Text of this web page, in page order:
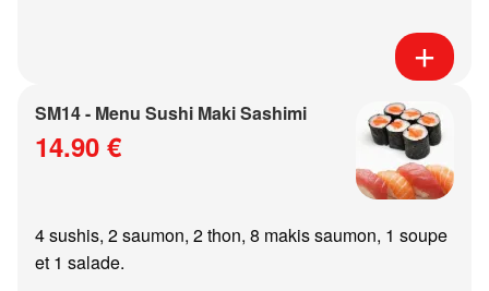
SM14 - Menu Sushi Maki Sashimi
14.90 €
4 sushis, 2 saumon, 2 thon, 8 makis saumon, 1 soupe
et 1 salade.